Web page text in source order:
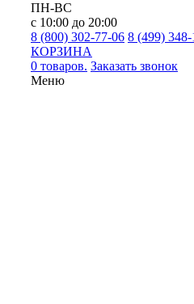
ПН-ВС
с 10:00 до 20:00
8 (800) 302-77-06 8 (499) 348-
КОРЗИНА
0 товаров. Заказать звонок
Меню